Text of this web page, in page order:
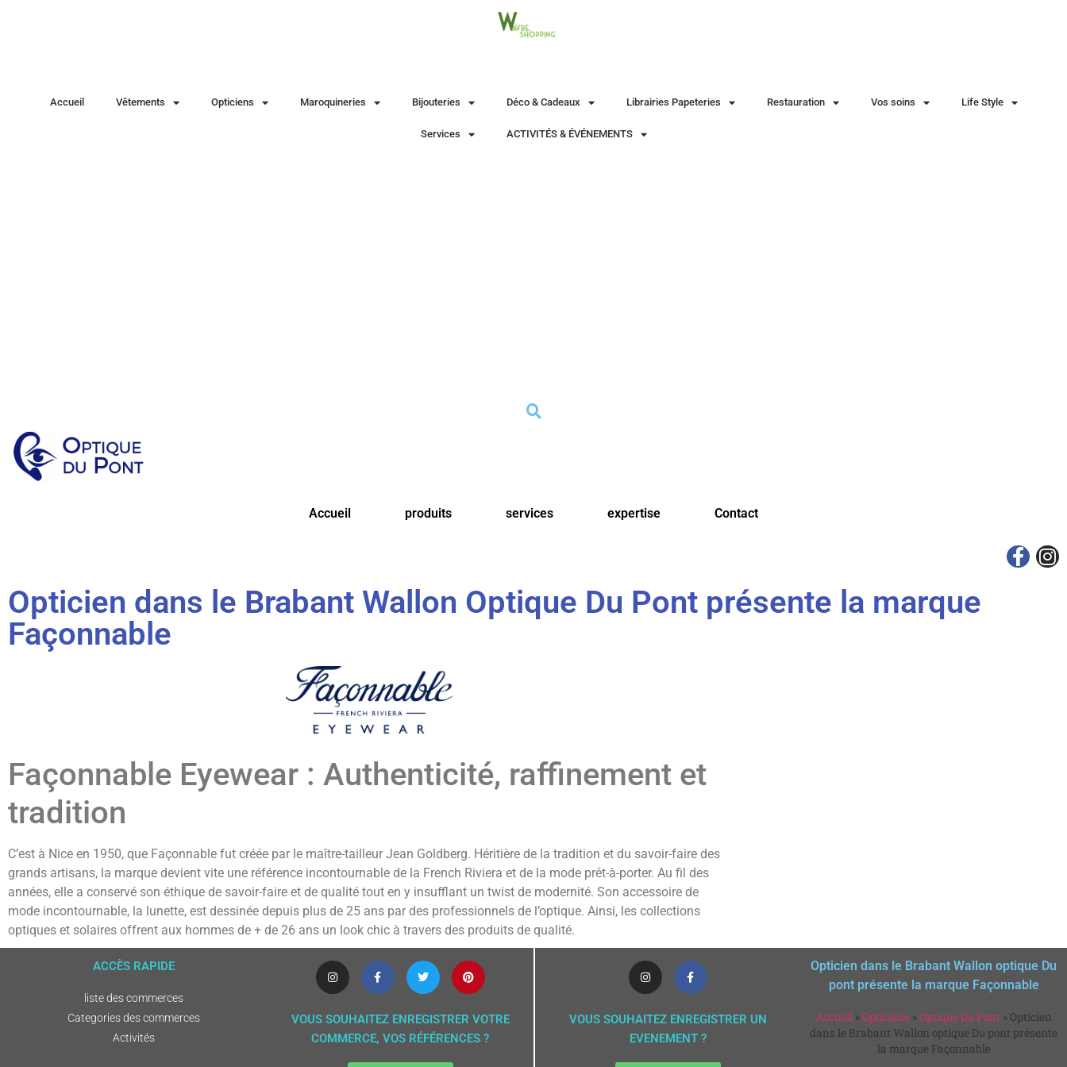
Accueil Vêtements Opticiens Maroquineries Bijouteries Déco & Cadeaux Librairies Papeteries Restauration Vos soins Life Style
Services ACTIVITÉS & ÉVÉNEMENTS
Accueil produits services expertise Contact
Opticien dans le Brabant Wallon Optique Du Pont présente la marque
Façonnable
Façonnable Eyewear : Authenticité, raffinement et
tradition
C’est à Nice en 1950, que Façonnable fut créée par le maître-tailleur Jean Goldberg. Héritière de la tradition et du savoir-faire des
grands artisans, la marque devient vite une référence incontournable de la French Riviera et de la mode prêt-à-porter. Au fil des
années, elle a conservé son éthique de savoir-faire et de qualité tout en y insufflant un twist de modernité. Son accessoire de
mode incontournable, la lunette, est dessinée depuis plus de 25 ans par des professionnels de l’optique. Ainsi, les collections
optiques et solaires offrent aux hommes de + de 26 ans un look chic à travers des produits de qualité.
ACCÈS RAPIDE
liste des commerces
Categories des commerces
Activités
VOUS SOUHAITEZ ENREGISTRER VOTRE
COMMERCE, VOS RÉFÉRENCES ?
VOUS SOUHAITEZ ENREGISTRER UN
EVENEMENT ?
Opticien dans le Brabant Wallon optique Du
pont présente la marque Façonnable
Accueil »Opticiens »Optique Du Pont » Opticien
dans le Brabant Wallon optique Du pont présente
la marque Façonnable